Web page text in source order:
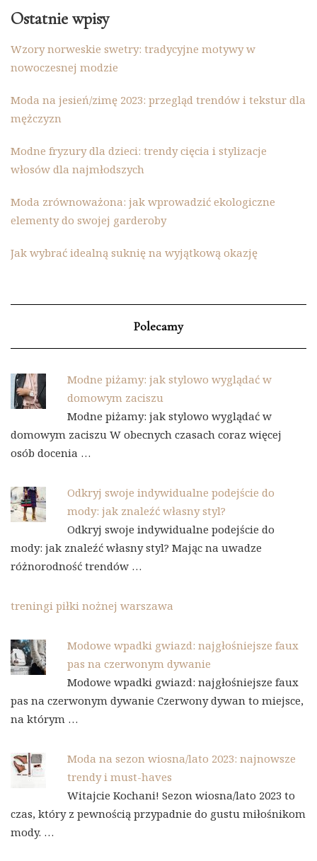
Ostatnie wpisy
Wzory norweskie swetry: tradycyjne motywy w
nowoczesnej modzie
Moda na jesień/zimę 2023: przegląd trendów i tekstur dla
mężczyzn
Modne fryzury dla dzieci: trendy cięcia i stylizacje
włosów dla najmłodszych
Moda zrównoważona: jak wprowadzić ekologiczne
elementy do swojej garderoby
Jak wybrać idealną suknię na wyjątkową okazję
Polecamy
Modne piżamy: jak stylowo wyglądać w
domowym zaciszu
Modne piżamy: jak stylowo wyglądać w
domowym zaciszu W obecnych czasach coraz więcej
osób docenia …
Odkryj swoje indywidualne podejście do
mody: jak znaleźć własny styl?
Odkryj swoje indywidualne podejście do
mody: jak znaleźć własny styl? Mając na uwadze
różnorodność trendów …
treningi piłki nożnej warszawa
Modowe wpadki gwiazd: najgłośniejsze faux
pas na czerwonym dywanie
Modowe wpadki gwiazd: najgłośniejsze faux
pas na czerwonym dywanie Czerwony dywan to miejsce,
na którym …
Moda na sezon wiosna/lato 2023: najnowsze
trendy i must-haves
Witajcie Kochani! Sezon wiosna/lato 2023 to
czas, który z pewnością przypadnie do gustu miłośnikom
mody. …